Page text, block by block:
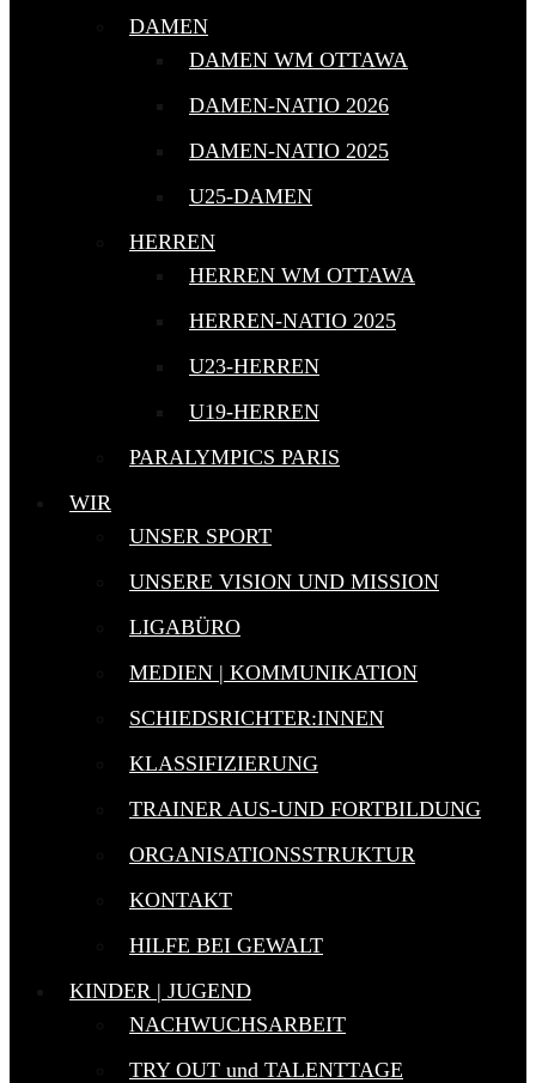
DAMEN
DAMEN WM OTTAWA
DAMEN-NATIO 2026
DAMEN-NATIO 2025
U25-DAMEN
HERREN
HERREN WM OTTAWA
HERREN-NATIO 2025
U23-HERREN
U19-HERREN
PARALYMPICS PARIS
WIR
UNSER SPORT
UNSERE VISION UND MISSION
LIGABÜRO
MEDIEN | KOMMUNIKATION
SCHIEDSRICHTER:INNEN
KLASSIFIZIERUNG
TRAINER AUS-UND FORTBILDUNG
ORGANISATIONSSTRUKTUR
KONTAKT
HILFE BEI GEWALT
KINDER | JUGEND
NACHWUCHSARBEIT
TRY OUT und TALENTTAGE